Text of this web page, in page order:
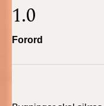
BR18 (1/1 - 30/6
1.0
Forord